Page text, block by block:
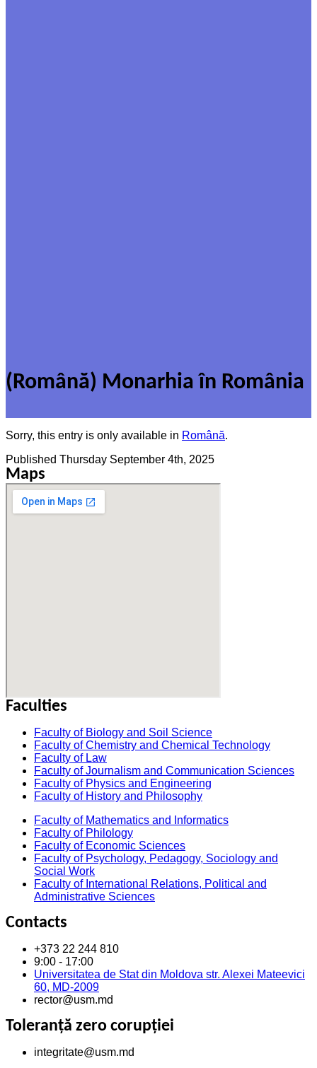
(Română) Monarhia în România
Sorry, this entry is only available in Română.
Published Thursday September 4th, 2025
Maps
Faculties
Faculty of Biology and Soil Science
Faculty of Chemistry and Chemical Technology
Faculty of Law
Faculty of Journalism and Communication Sciences
Faculty of Physics and Engineering
Faculty of History and Philosophy
Faculty of Mathematics and Informatics
Faculty of Philology
Faculty of Economic Sciences
Faculty of Psychology, Pedagogy, Sociology and
Social Work
Faculty of International Relations, Political and
Administrative Sciences
Contacts
+373 22 244 810
9:00 - 17:00
Universitatea de Stat din Moldova str. Alexei Mateevici
60, MD-2009
rector@usm.md
Toleranță zero corupției
integritate@usm.md